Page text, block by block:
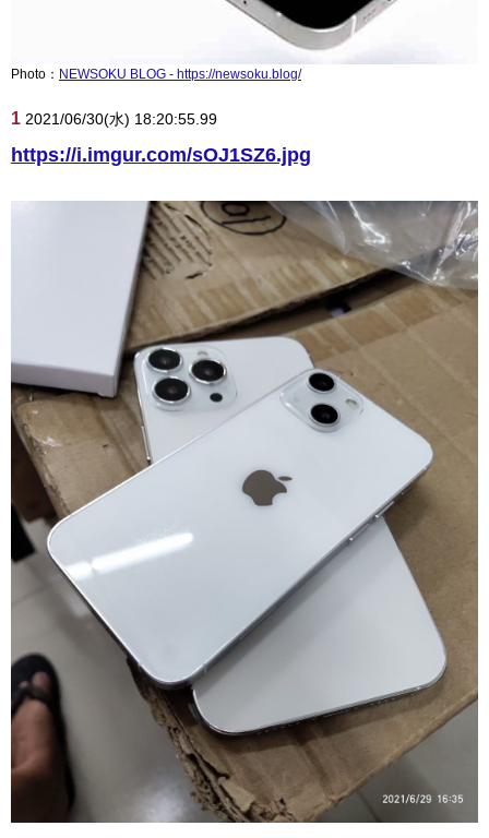
Photo： NEWSOKU BLOG - https://newsoku.blog/
1 2021/06/30(水) 18:20:55.99
https://i.imgur.com/sOJ1SZ6.jpg